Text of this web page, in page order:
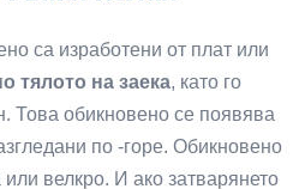
са изработени от плат или
тялото на заека, като го
Това обикновено се появява
по -горе. Обикновено
или велкро. И ако затварянето